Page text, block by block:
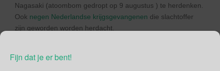
Fijn dat je er bent!
Nagasaki (atoombom gedropt op 9 augustus ) te herdenken.
Ook negen Nederlandse krijgsgevangenen die slachtoffer
zijn geworden worden herdacht.
Wereldoorlog te beëindigen? Daarover verschillen de